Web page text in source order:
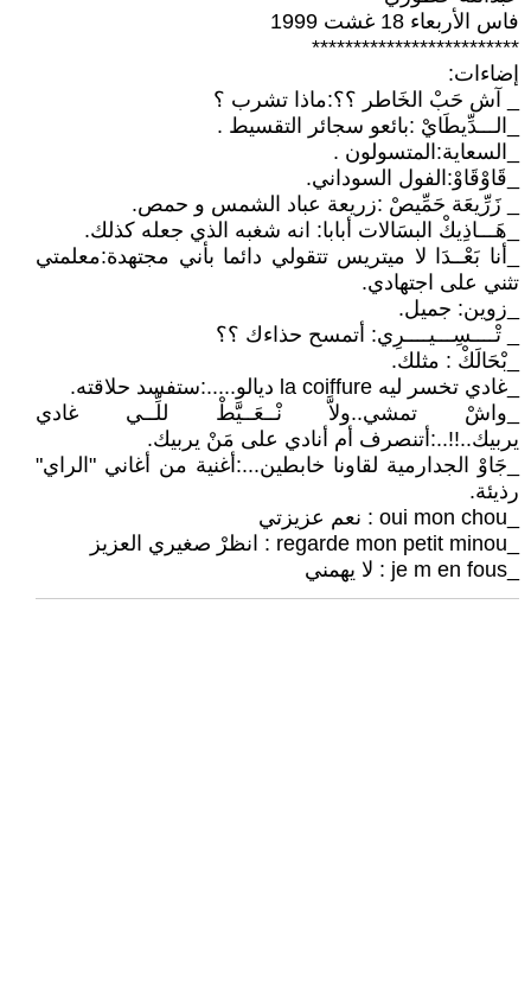
فاس الأربعاء 18 غشت 1999
*************************
إضاءات:
_ آش حَبْ الخَاطر ؟؟:ماذا تشرب ؟
_الـــدِّيطَايْ :بائعو سجائر التقسيط .
_السعاية:المتسولون .
_قَاوْقَاوْ:الفول السوداني.
_ زَرِّيعَة حَمِّيصْ :زريعة عباد الشمس و حمص.
_هَـــاذِيكْ البسَالات أبابا: انه شغبه الذي جعله كذلك.
_أنا بَعْــدَا لا ميتريس تتقولي دائما بأني مجتهدة:معلمتي
تثني على اجتهادي.
_زوين: جميل.
_ تْــــسِـــيــــرِي: أتمسح حذاءك ؟؟
_بْحَالَكْ : مثلك.
_غادي تخسر ليه la coiffure ديالو.....:ستفسد حلاقته.
_واشْ تمشي..ولاَّ نْــعَــيَّطْ للِّــي غادي
يربيك..!!..:أتنصرف أم أنادي على مَنْ يربيك.
_جَاوْ الجدارمية لقاونا خابطين...:أغنية من أغاني "الراي"
رذيئة.